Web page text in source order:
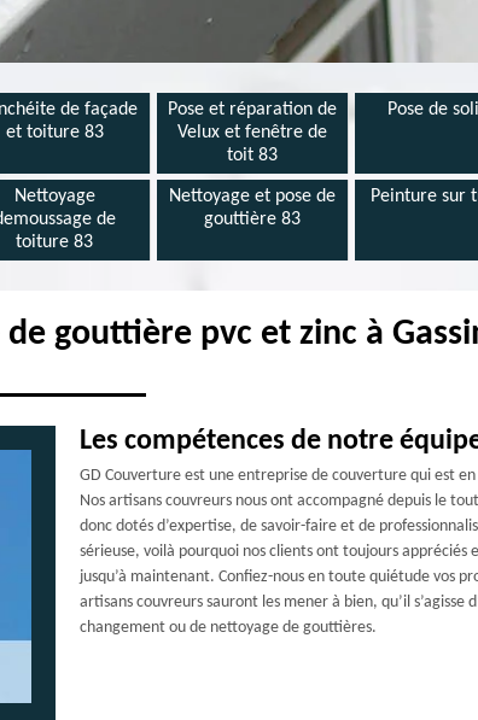
de façade
et toiture 83
Pose et réparation de
Velux et fenêtre de
toit 83
Pose de
Nettoyage
de
toiture 83
Nettoyage et pose de
gouttière 83
Peinture sur
gouttière pvc et zinc à
Les compétences de notre
GD Couverture est une entreprise de couverture qui est
Nos artisans couvreurs nous ont accompagné depuis le
donc dotés d’expertise, de savoir-faire et de
sérieuse, voilà pourquoi nos clients ont toujours appréciés
jusqu’à maintenant. Confiez-nous en toute quiétude vos
artisans couvreurs sauront les mener à bien, qu’il
changement ou de nettoyage de gouttières.